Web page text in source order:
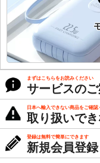
まずはこちらをお読みください
サービスの
日本へ輸入できない商品をご確認
取り扱いで
登録は無料で簡単にできます
新規会員登録